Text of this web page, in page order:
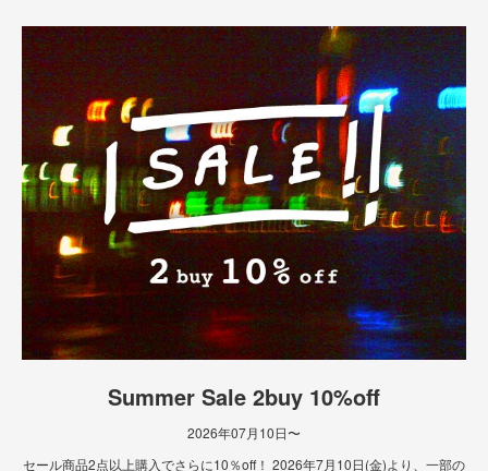
Summer Sale 2buy 10%off
2026年07月10日〜
セール商品2点以上購入でさらに10％off！ 2026年7月10日(金)より、一部の